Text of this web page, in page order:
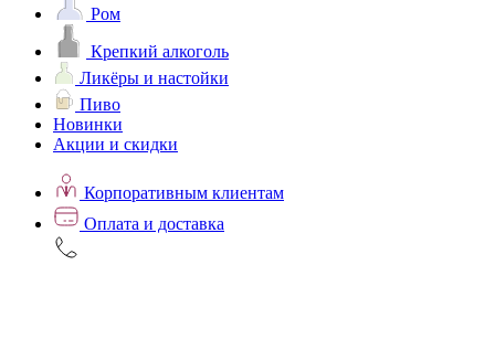
Ром
Крепкий алкоголь
Ликёры и настойки
Пиво
Новинки
Акции и скидки
Корпоративным клиентам
Оплата и доставка